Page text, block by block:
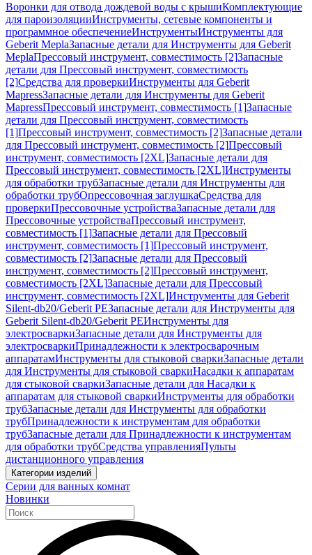
Воронки для отвода дождевой воды с крышиКомплектующие
для пароизоляцииИнструменты, сетевые компоненты и
программное обеспечениеИнструментыИнструменты для
Geberit MeplaЗапасные детали для Инструменты для Geberit
MeplaПрессовый инструмент, совместимость [2]Запасные
детали для Прессовый инструмент, совместимость
[2]Средства для проверкиИнструменты для Geberit
MapressЗапасные детали для Инструменты для Geberit
MapressПрессовый инструмент, совместимость [1]Запасные
детали для Прессовый инструмент, совместимость
[1]Прессовый инструмент, совместимость [2]Запасные детали
для Прессовый инструмент, совместимость [2]Прессовый
инструмент, совместимость [2XL]Запасные детали для
Прессовый инструмент, совместимость [2XL]Инструменты
для обработки трубЗапасные детали для Инструменты для
обработки трубОпрессовочная заглушкаСредства для
проверкиПрессовочные устройстваЗапасные детали для
Прессовочные устройстваПрессовый инструмент,
совместимость [1]Запасные детали для Прессовый
инструмент, совместимость [1]Прессовый инструмент,
совместимость [2]Запасные детали для Прессовый
инструмент, совместимость [2]Прессовый инструмент,
совместимость [2XL]Запасные детали для Прессовый
инструмент, совместимость [2XL]Инструменты для Geberit
Silent-db20/Geberit PEЗапасные детали для Инструменты для
Geberit Silent-db20/Geberit PEИнструменты для
электросваркиЗапасные детали для Инструменты для
электросваркиПринадлежности к электросварочным
аппаратамИнструменты для стыковой сваркиЗапасные детали
для Инструменты для стыковой сваркиНасадки к аппаратам
для стыковой сваркиЗапасные детали для Насадки к
аппаратам для стыковой сваркиИнструменты для обработки
трубЗапасные детали для Инструменты для обработки
трубПринадлежности к инструментам для обработки
трубЗапасные детали для Принадлежности к инструментам
для обработки трубСредства управленияПульты
дистанционного управления
Категории изделий
Серии для ванных комнат
Новинки